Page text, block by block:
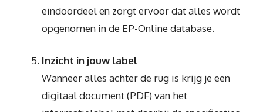
eindoordeel en zorgt ervoor dat alles wordt
opgenomen in de EP-Online database.
Inzicht in jouw label
Wanneer alles achter de rug is krijg je een
digitaal document (PDF) van het